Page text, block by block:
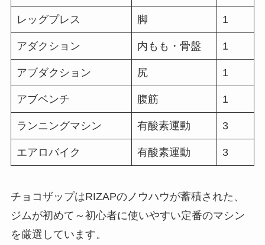
レッグプレス 脚 1
アダクション 内もも・骨盤 1
アブダクション 尻 1
アブベンチ 腹筋 1
ランニングマシン 有酸素運動 3
エアロバイク 有酸素運動 3
チョコザップはRIZAPのノウハウが蓄積された、
ジムが初めて～初心者に使いやすい定番のマシン
を厳選しています。